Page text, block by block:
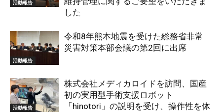
活動報告
した
活動報告
令和8年熊本地震を受けた総務省非常
災害対策本部会議の第2回に出席
活動報告
株式会社メディカロイドを訪問、国産
初の実用型手術支援ロボット
「hinotori」の説明を受け、操作性を体